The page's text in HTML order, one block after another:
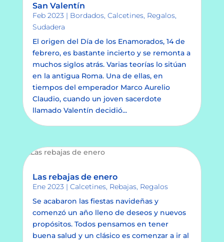
San Valentín
Feb 2023 | Bordados, Calcetines, Regalos,
Sudadera
El origen del Día de los Enamorados, 14 de
febrero, es bastante incierto y se remonta a
muchos siglos atrás. Varias teorías lo sitúan
en la antigua Roma. Una de ellas, en
tiempos del emperador Marco Aurelio
Claudio, cuando un joven sacerdote
llamado Valentín decidió...
Las rebajas de enero
Ene 2023 | Calcetines, Rebajas, Regalos
Se acabaron las fiestas navideñas y
comenzó un año lleno de deseos y nuevos
propósitos. Todos pensamos en tener
buena salud y un clásico es comenzar a ir al